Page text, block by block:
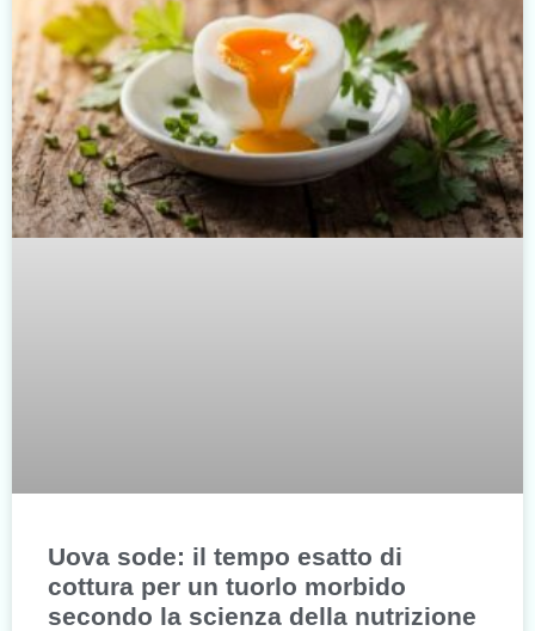
Uova sode: il tempo esatto di
cottura per un tuorlo morbido
secondo la scienza della nutrizione